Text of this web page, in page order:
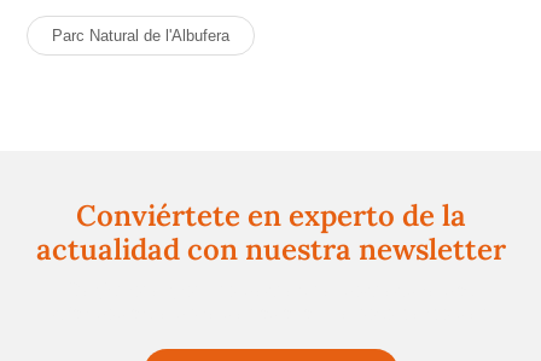
Parc Natural de l'Albufera
Conviértete en experto de la
actualidad con nuestra newsletter